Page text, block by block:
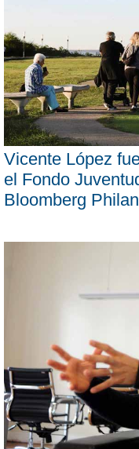
Vicente López
el Fondo
Bloomberg